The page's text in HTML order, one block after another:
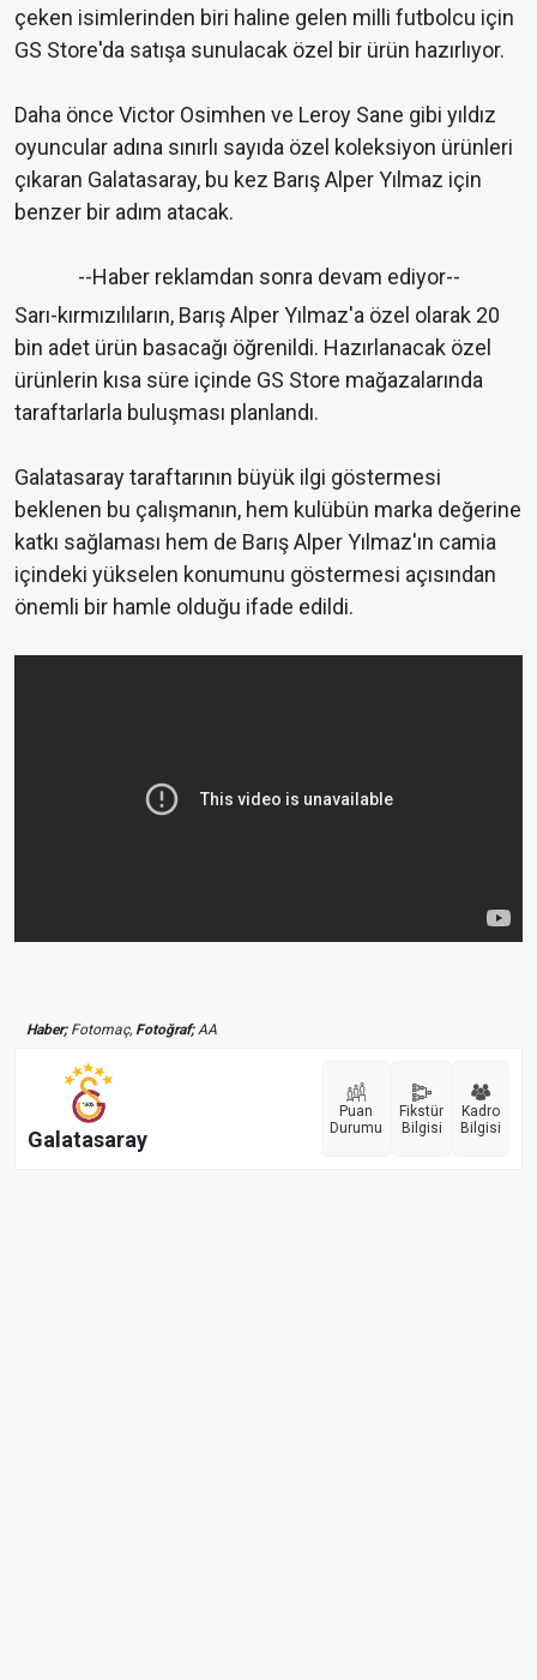
çeken isimlerinden biri haline gelen milli futbolcu için
GS Store'da satışa sunulacak özel bir ürün hazırlıyor.
Daha önce Victor Osimhen ve Leroy Sane gibi yıldız
oyuncular adına sınırlı sayıda özel koleksiyon ürünleri
çıkaran Galatasaray, bu kez Barış Alper Yılmaz için
benzer bir adım atacak.
--Haber reklamdan sonra devam ediyor--
Sarı-kırmızılıların, Barış Alper Yılmaz'a özel olarak 20
bin adet ürün basacağı öğrenildi. Hazırlanacak özel
ürünlerin kısa süre içinde GS Store mağazalarında
taraftarlarla buluşması planlandı.
Galatasaray taraftarının büyük ilgi göstermesi
beklenen bu çalışmanın, hem kulübün marka değerine
katkı sağlaması hem de Barış Alper Yılmaz'ın camia
içindeki yükselen konumunu göstermesi açısından
önemli bir hamle olduğu ifade edildi.
Haber;Fotomaç, Fotoğraf;AA
Galatasaray
Puan
Durumu
Fikstür
Bilgisi
Kadro
Bilgisi